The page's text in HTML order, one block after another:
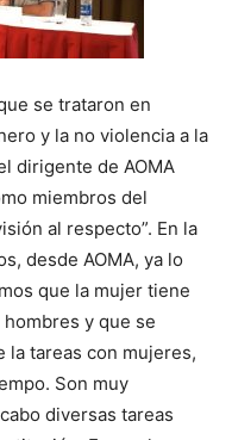
se trataron en
y la no violencia a la
dirigente de AOMA
miembros del
al respecto”. En la
desde AOMA, ya lo
que la mujer tiene
y que se
la tareas con mujeres,
Son muy
diversas tareas